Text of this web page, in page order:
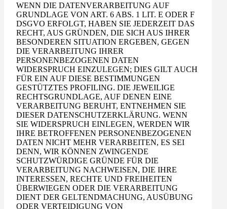
WENN DIE DATENVERARBEITUNG AUF
GRUNDLAGE VON ART. 6 ABS. 1 LIT. E ODER F
DSGVO ERFOLGT, HABEN SIE JEDERZEIT DAS
RECHT, AUS GRÜNDEN, DIE SICH AUS IHRER
BESONDEREN SITUATION ERGEBEN, GEGEN
DIE VERARBEITUNG IHRER
PERSONENBEZOGENEN DATEN
WIDERSPRUCH EINZULEGEN; DIES GILT AUCH
FÜR EIN AUF DIESE BESTIMMUNGEN
GESTÜTZTES PROFILING. DIE JEWEILIGE
RECHTSGRUNDLAGE, AUF DENEN EINE
VERARBEITUNG BERUHT, ENTNEHMEN SIE
DIESER DATENSCHUTZERKLÄRUNG. WENN
SIE WIDERSPRUCH EINLEGEN, WERDEN WIR
IHRE BETROFFENEN PERSONENBEZOGENEN
DATEN NICHT MEHR VERARBEITEN, ES SEI
DENN, WIR KÖNNEN ZWINGENDE
SCHUTZWÜRDIGE GRÜNDE FÜR DIE
VERARBEITUNG NACHWEISEN, DIE IHRE
INTERESSEN, RECHTE UND FREIHEITEN
ÜBERWIEGEN ODER DIE VERARBEITUNG
DIENT DER GELTENDMACHUNG, AUSÜBUNG
ODER VERTEIDIGUNG VON